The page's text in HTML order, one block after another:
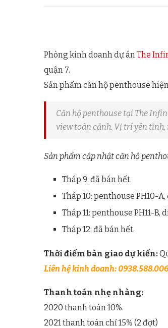
Phòng kinh doanh dự án The
quận 7.
Sản phẩm căn hộ penthouse hiện
Căn hộ penthouse tại The
view toàn cảnh. Vị trí yên
Sản phẩm cập nhật căn hộ
Tháp 9: đã bán hết.
Tháp 10: penthouse PH10-
Tháp 11: penthouse PH11-B,
Tháp 12: đã bán hết.
Thời điểm bàn giao dự kiến:
Liên hệ kinh doanh:
Thanh toán nhẹ nhàng:
2020 thanh toán 10%.
2021 thanh toán chỉ 15% (2 đợt)